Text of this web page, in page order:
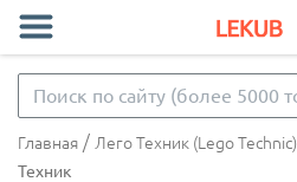
Главная / Лего Техник (Lego Technic)
Техник